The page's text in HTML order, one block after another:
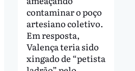
contaminar o poço
artesiano coletivo.
Em resposta,
Valença teria sido
xingado de “petista